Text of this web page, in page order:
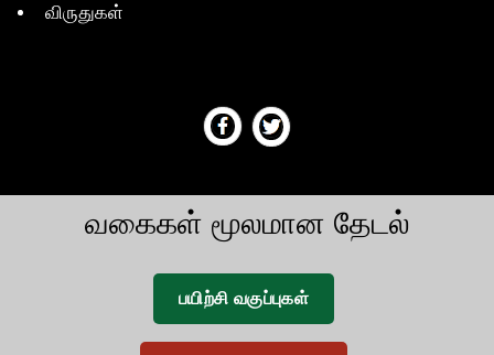
விருதுகள்
வகைகள் மூலமான தேடல்
பயிற்சி வகுப்புகள்